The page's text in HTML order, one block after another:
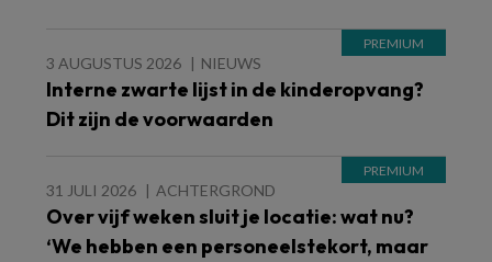
3 AUGUSTUS 2026 NIEUWS
Interne zwarte lijst in de kinderopvang?
Dit zijn de voorwaarden
31 JULI 2026 ACHTERGROND
Over vijf weken sluit je locatie: wat nu?
‘We hebben een personeelstekort, maar